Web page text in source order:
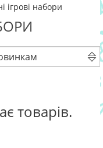
ігрові набори
товарів.